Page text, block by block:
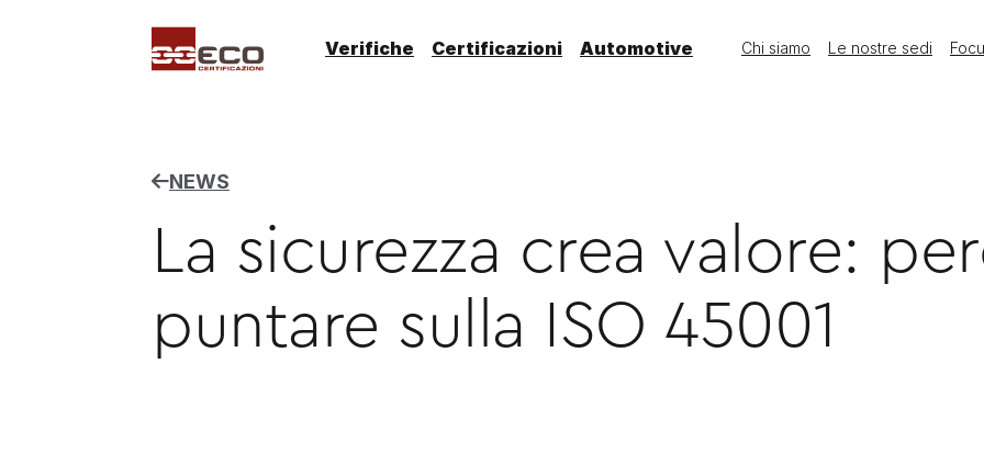
Verifiche Certificazioni Automotive Chi siamo Le nostre sedi
NEWS
La sicurezza crea valore:
puntare sulla ISO 45001